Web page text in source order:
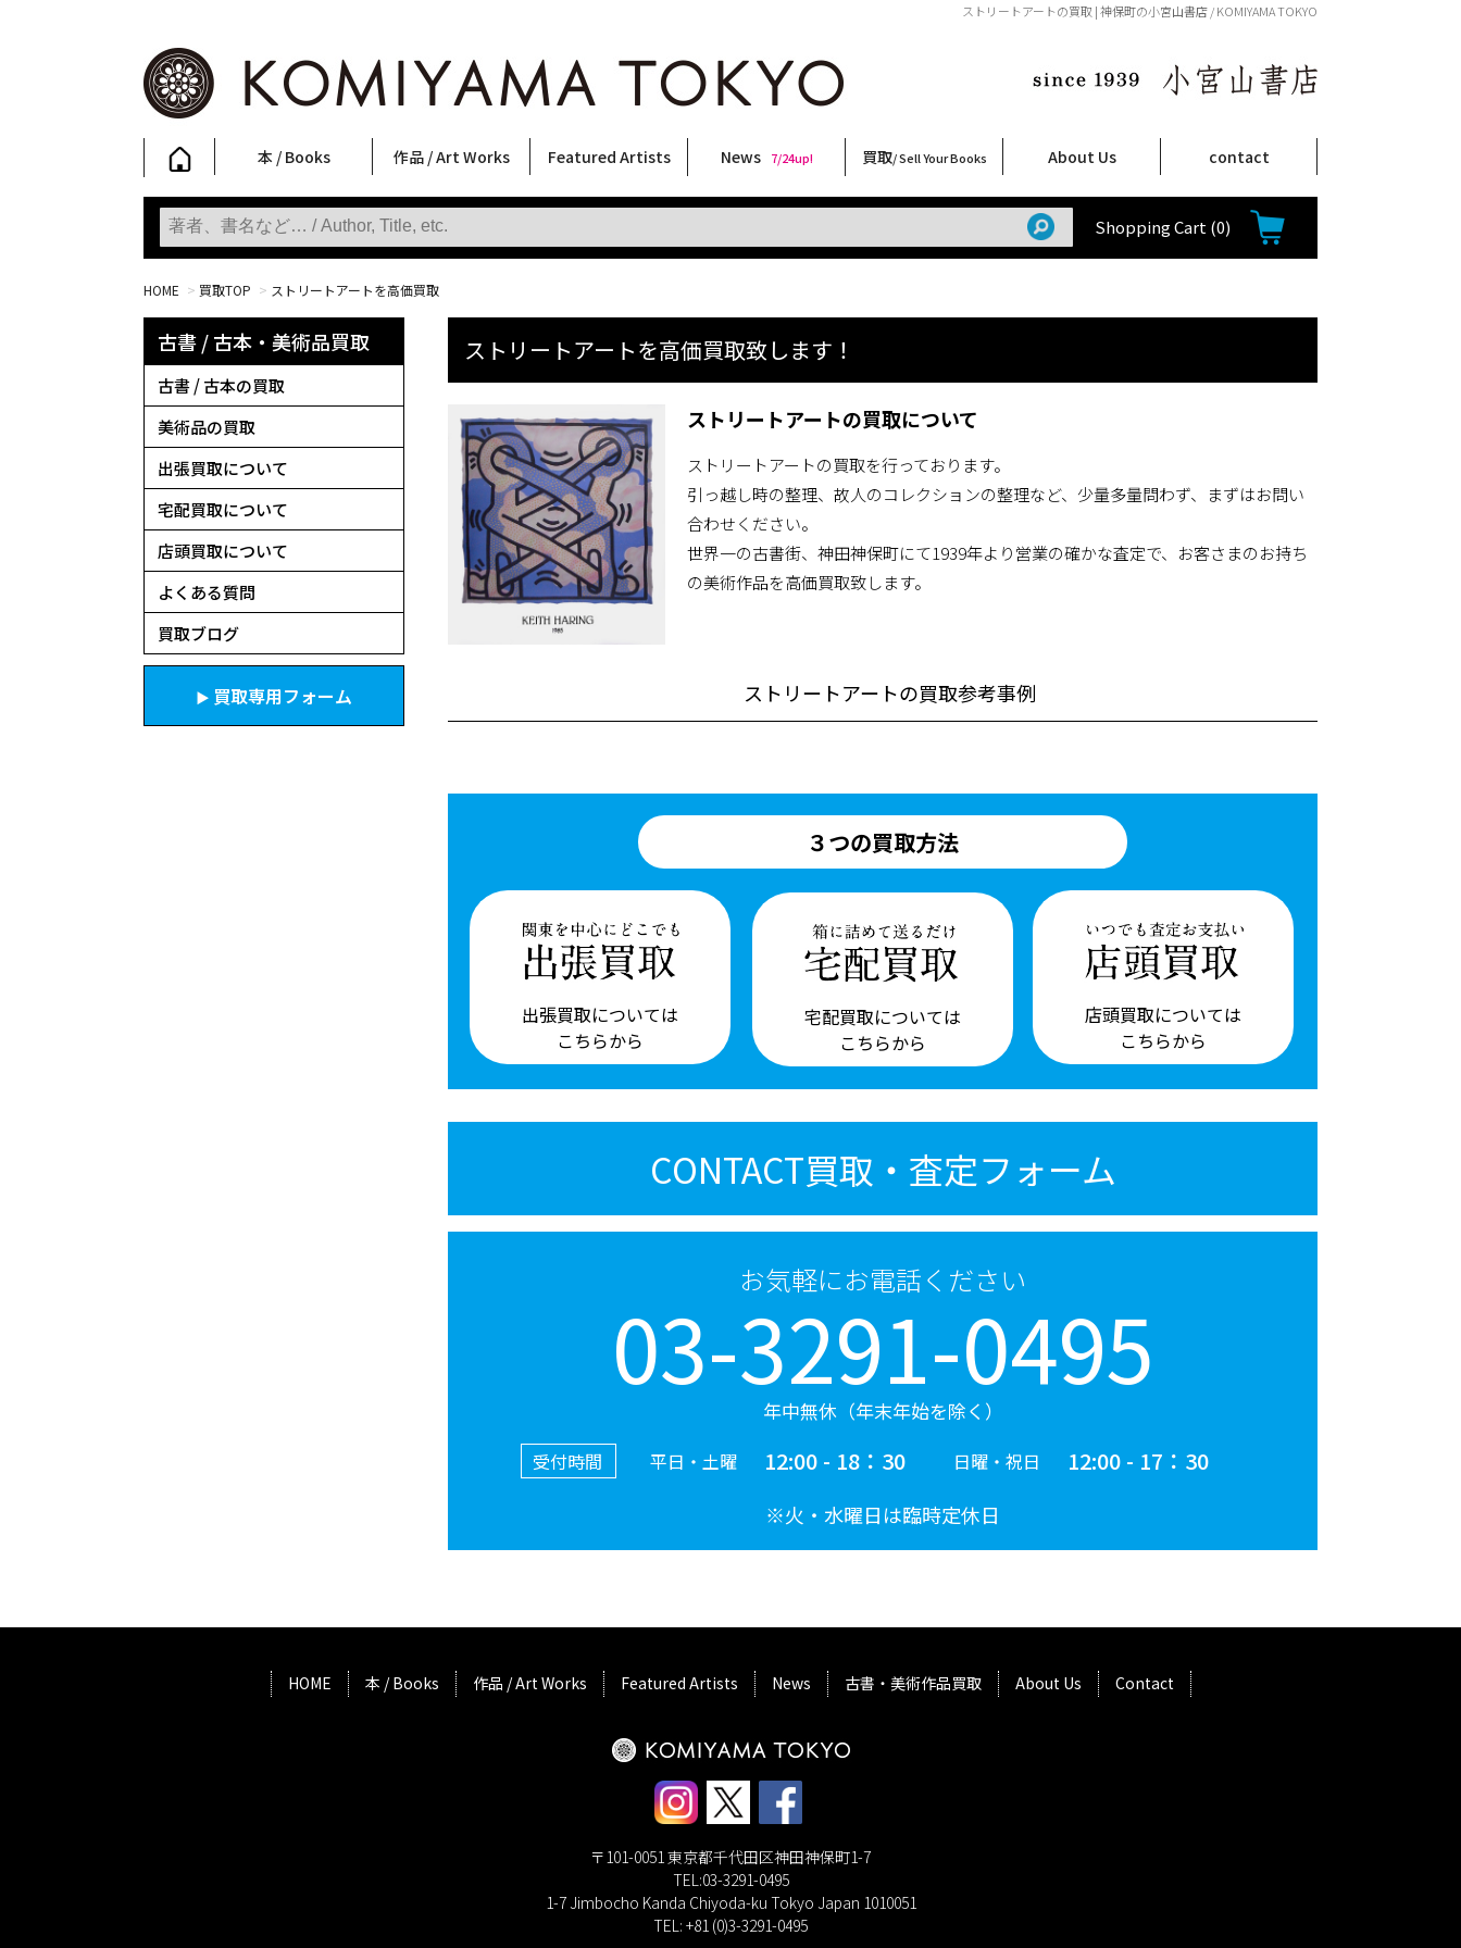
ストリートアートの買取 | 神保町の小宮山書店 / KOMIYAMA TOKYO
本 / Books
写真集
Photobooks
ファッション
Fashion
アート / 美術
Art
文学・人文
Literature & Humanities
日本文化
Japanese Culture
新刊
New Books
SALE
SALE
作品 / Art Works
フォトグラフィー
Photography
ポスター
Posters
ストリートアート
Street Art
立体・その他
Sculptures / etc
アートワークス
Art Works
Primary Artworks
KOMIYAMA TOKYO ART LABEL
版画
Prints
Featured Artists
稲嶺啓一(東風終)
村田言恵
丸岡和吾
Rico Casella
キム・ロートン
菅谷晋一
柴田亜美
内藤啓介
CHRIS
内藤ルネ
林月光
大類信
須藤昌人
三島由紀夫
COOKIE
佐伯俊男
二本木里美
大西洋介
天野タケル
北島敬三
森山大道
横尾忠則
秋赤音
春川ナミオ
三島剛
News 7/24up!
新着・おすすめ商品 9/7up!
フェア・イベント情報 7/24up!
お店からのお知らせ 6/1up!
買取/ Sell Your Books
買取ブログ
買取専用フォーム
古書 / 古本の買取
美術品の買取
出張買取について
宅配買取について
店頭買取について
よくある質問
About Us
店舗案内
Shop Infomation
ご注文について
How to Order
特定商取引法に関する表示
プライバシーポリシー
contact
Shopping Cart (0)
HOME > 買取TOP > ストリートアートを高価買取
ストリートアートを高価買取致します！
ストリートアートの買取について
ストリートアートの買取を行っております。
引っ越し時の整理、故人のコレクションの整理など、少量多量問わず、まずはお問い
合わせください。
世界一の古書街、神田神保町にて1939年より営業の確かな査定で、お客さまのお持ち
の美術作品を高価買取致します。
ストリートアートの買取参考事例
３つの買取方法
出張買取については
こちらから
宅配買取については
こちらから
店頭買取については
こちらから
CONTACT買取・査定フォーム
お気軽にお電話ください
03-3291-0495
年中無休（年末年始を除く）
受付時間 平日・土曜 12:00 - 18：30 日曜・祝日 12:00 - 17：30
※火・水曜日は臨時定休日
古書 / 古本・美術品買取
古書 / 古本の買取
美術品の買取
出張買取について
宅配買取について
店頭買取について
よくある質問
買取ブログ
買取専用フォーム
HOME 本 / Books 作品 / Art Works Featured Artists News 古書・美術作品買取 About Us Contact
〒101-0051 東京都千代田区神田神保町1-7
TEL:03-3291-0495
1-7 Jimbocho Kanda Chiyoda-ku Tokyo Japan 1010051
TEL: +81 (0)3-3291-0495